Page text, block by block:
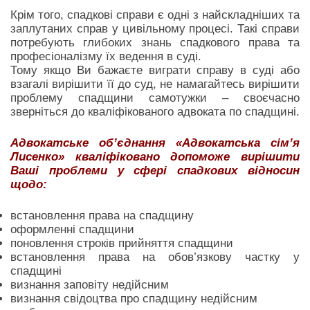
Крім того, спадкові справи є одні з найскладніших та
заплутаних справ у цивільному процесі. Такі справи
потребують глибоких знань спадкового права та
професіоналізму їх ведення в суді.
Тому якщо Ви бажаєте виграти справу в суді або
взагалі вирішити її до суд, не намагайтесь вирішити
проблему спадщини самотужки – своєчасно
зверніться до кваліфікованого адвоката по спадщині.
Адвокатське об’єднання «Адвокатська сім’я
Лисенко» кваліфіковано допоможе вирішити
Ваші проблеми у сфері спадкових відносин
щодо:
встановлення права на спадщину
оформленні спадщини
поновлення строків прийняття спадщини
встановлення права на обов’язкову частку у
спадщині
визнання заповіту недійсним
визнання свідоцтва про спадщину недійсним